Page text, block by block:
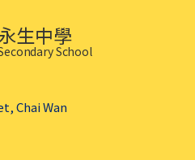
生中學
School
Chai Wan